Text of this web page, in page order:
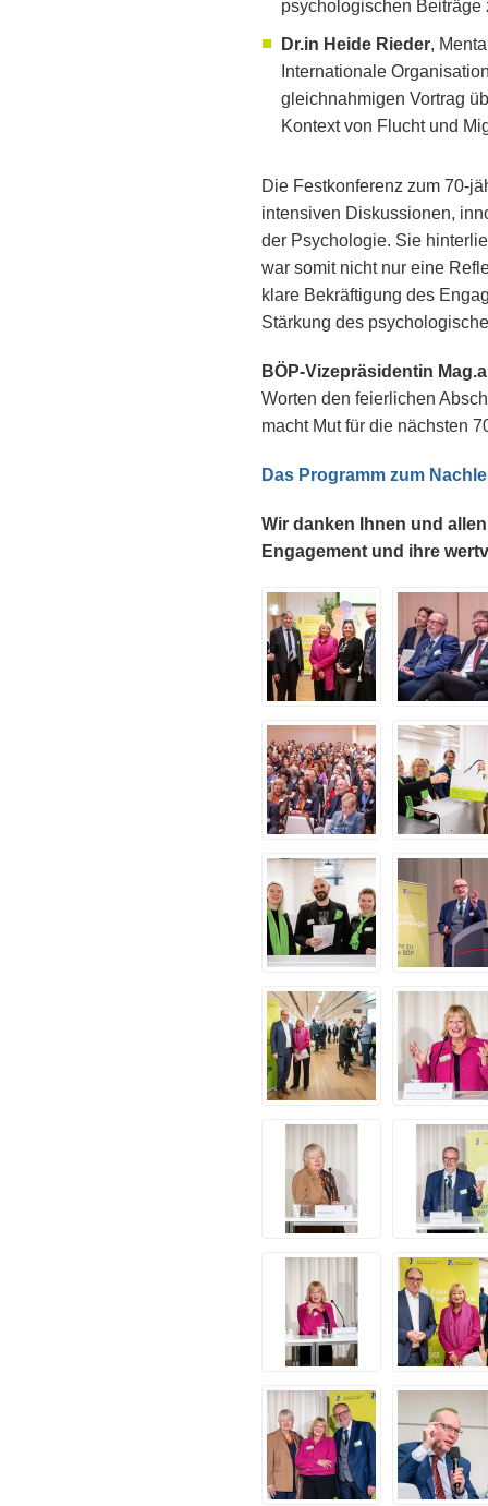
psychologischen Beiträge
Dr.in Heide Rieder,
Internationale
gleichnahmigen Vortrag
Kontext von Flucht und
Die Festkonferenz zum 70-
intensiven Diskussionen,
der Psychologie. Sie
war somit nicht nur eine
klare Bekräftigung des
Stärkung des
BÖP-Vizepräsidentin
Worten den feierlichen
macht Mut für die nächsten
Das Programm zum
Wir danken Ihnen und
Engagement und ihre